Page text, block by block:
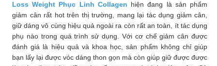
nề,
Dị
ứng
Hỗ
trợ
Loss Weight Phục Linh Collagen hiện đang là sản phẩm
giảm cân rất hot trên thị trường, mang lại tác dụng giảm cân,
giữ dáng vô cùng hiệu quả ngoài ra còn rất an toàn, ít tác dụng
phụ nào trong quá trình sử dụng. Với cơ chế giảm cân được
đánh giá là hiệu quả và khoa học, sản phẩm không chỉ giúp
bạn lấy lại được vóc dáng thon gọn mà còn giúp giữ được được